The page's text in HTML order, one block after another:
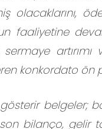
olacaklarını,
faaliyetine
konkordato ön
gösterir
bilanço, gelir